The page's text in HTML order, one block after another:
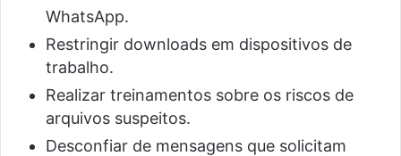
WhatsApp.
Restringir downloads em dispositivos de
trabalho.
Realizar treinamentos sobre os riscos de
arquivos suspeitos.
Desconfiar de mensagens que solicitam